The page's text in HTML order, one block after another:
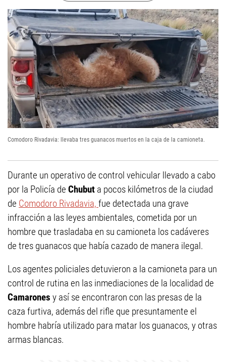
Comodoro Rivadavia: llevaba tres guanacos muertos en la caja de la camioneta.
Durante un operativo de control vehicular llevado a cabo
por la Policía de Chubut a pocos kilómetros de la ciudad
de Comodoro Rivadavia, fue detectada una grave
infracción a las leyes ambientales, cometida por un
hombre que trasladaba en su camioneta los cadáveres
de tres guanacos que había cazado de manera ilegal.
Los agentes policiales detuvieron a la camioneta para un
control de rutina en las inmediaciones de la localidad de
Camarones y así se encontraron con las presas de la
caza furtiva, además del rifle que presuntamente el
hombre habría utilizado para matar los guanacos, y otras
armas blancas.